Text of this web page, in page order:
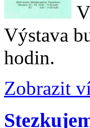
Výstava
hodin.
Zobrazit